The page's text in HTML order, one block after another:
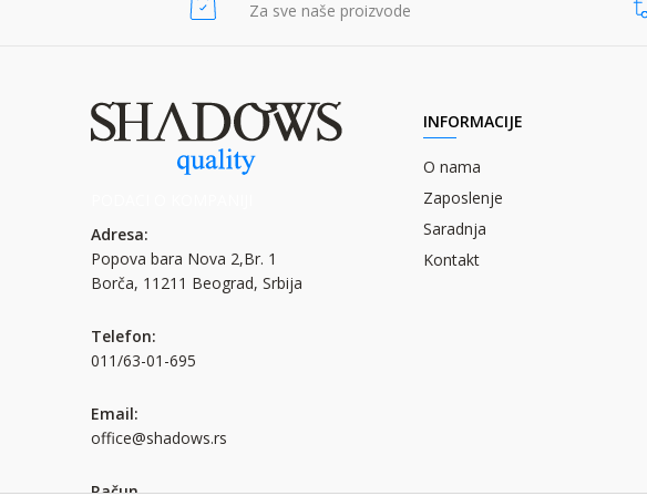
Za sve naše proizvode
Adresa:
Popova bara Nova 2,Br. 1
Borča, 11211 Beograd, Srbija
Telefon:
011/63-01-695
Email:
office@shadows.rs
Račun
INFORMACIJE
O nama
Zaposlenje
Saradnja
Kontakt